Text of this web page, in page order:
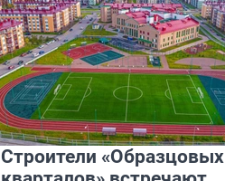
Строители «Образцовых